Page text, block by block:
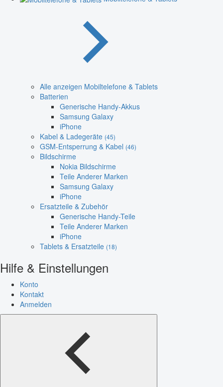
Alle anzeigen Mobiltelefone & Tablets
Batterien
Generische Handy-Akkus
Samsung Galaxy
iPhone
Kabel & Ladegeräte (45)
GSM-Entsperrung & Kabel (46)
Bildschirme
Nokia Bildschirme
Teile Anderer Marken
Samsung Galaxy
iPhone
Ersatzteile & Zubehör
Generische Handy-Teile
Teile Anderer Marken
iPhone
Tablets & Ersatzteile (18)
Hilfe & Einstellungen
Konto
Kontakt
Anmelden